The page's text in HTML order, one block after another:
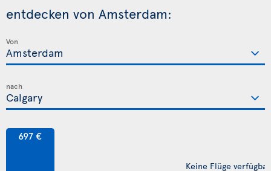
entdecken von Amsterdam:
Von
nach
697 €
Keine Flüge verfügbar